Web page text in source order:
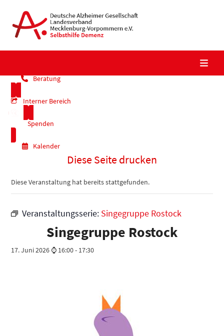
content
Beratung
Interner Bereich
Spenden
Kalender
Diese Seite drucken
Diese Veranstaltung hat bereits stattgefunden.
Veranstaltungsserie: Singegruppe Rostock
Singegruppe Rostock
17. Juni 2026 ⌚ 16:00- 17:30